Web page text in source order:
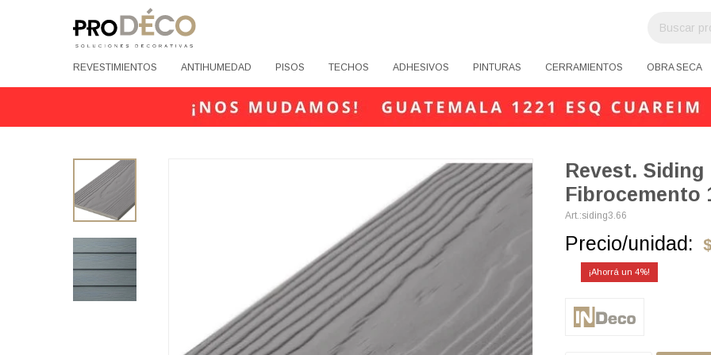
REVESTIMIENTOS ANTIHUMEDAD PISOS TECHOS ADHESIVOS PINTURAS CERRAMIENTOS OBRA SECA
Revest.
Fibrocemento
siding3.66
Precio/unidad:
4